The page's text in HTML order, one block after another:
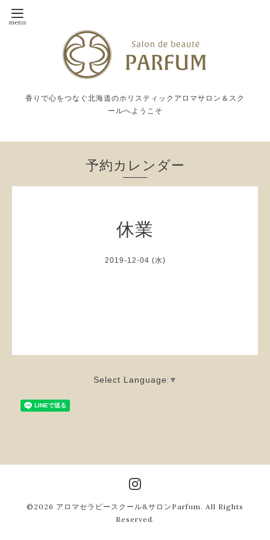
香りで心をつなぐ北海道のホリスティックアロマサロン＆スク
ールへようこそ
予約カレンダー
休業
2019-12-04 (水)
Select Language ▼
©2026 アロマセラピースクール&サロンParfum . All Rights
Reserved.